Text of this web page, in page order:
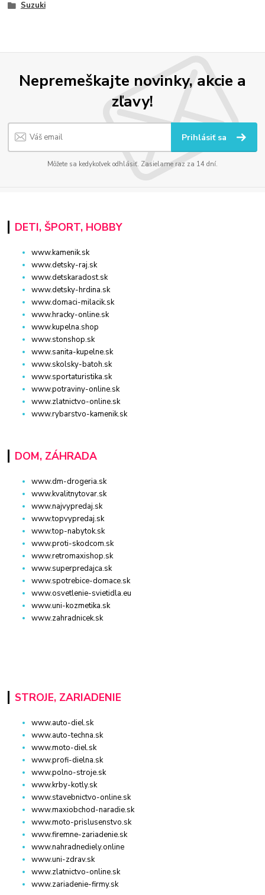
Suzuki
Nepremeškajte novinky, akcie a
zľavy!
Prihlásiť sa
Môžete sa kedykoľvek odhlásiť. Zasielame raz za 14 dní.
DETI, ŠPORT, HOBBY
www.kamenik.sk
www.detsky-raj.sk
www.detskaradost.sk
www.detsky-hrdina.sk
www.domaci-milacik.sk
www.hracky-online.sk
www.kupelna.shop
www.stonshop.sk
www.sanita-kupelne.sk
www.skolsky-batoh.sk
www.sportaturistika.sk
www.potraviny-online.sk
www.zlatnictvo-online.sk
www.rybarstvo-kamenik.sk
DOM, ZÁHRADA
www.dm-drogeria.sk
www.kvalitnytovar.sk
www.najvypredaj.sk
www.topvypredaj.sk
www.top-nabytok.sk
www.proti-skodcom.sk
www.retromaxishop.sk
www.superpredajca.sk
www.spotrebice-domace.sk
www.osvetlenie-svietidla.eu
www.uni-kozmetika.sk
www.zahradnicek.sk
STROJE, ZARIADENIE
www.auto-diel.sk
www.auto-techna.sk
www.moto-diel.sk
www.profi-dielna.sk
www.polno-stroje.sk
www.krby-kotly.sk
www.stavebnictvo-online.sk
www.maxiobchod-naradie.sk
www.moto-prislusenstvo.sk
www.firemne-zariadenie.sk
www.nahradnediely.online
www.uni-zdrav.sk
www.zlatnictvo-online.sk
www.zariadenie-firmy.sk